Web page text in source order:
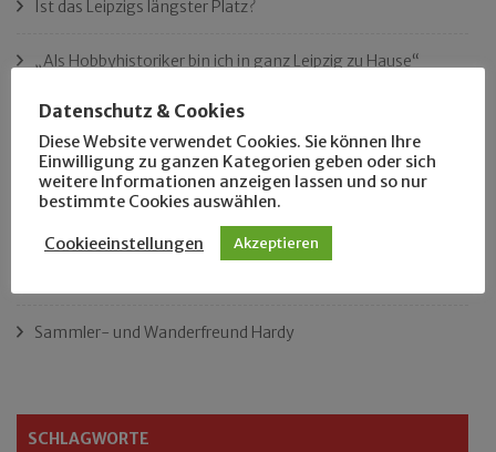
Ist das Leipzigs längster Platz?
„Als Hobbyhistoriker bin ich in ganz Leipzig zu Hause“
Das neue Eutritzsch-Buch
Der Leipziger Schmiedetag von 1904
Rennfahrer in Schönefeld und Zschocher
Sammler- und Wanderfreund Hardy
SCHLAGWORTE
Datenschutz & Cookies
Diese Website verwendet Cookies. Sie können Ihre
Einwilligung zu ganzen Kategorien geben oder sich
weitere Informationen anzeigen lassen und so nur
bestimmte Cookies auswählen.
Cookieeinstellungen Akzeptieren